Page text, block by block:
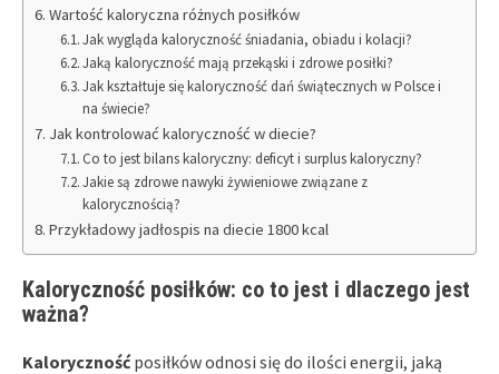
Wartość kaloryczna różnych posiłków
Jak wygląda kaloryczność śniadania, obiadu i kolacji?
Jaką kaloryczność mają przekąski i zdrowe posiłki?
Jak kształtuje się kaloryczność dań świątecznych w Polsce i
na świecie?
Jak kontrolować kaloryczność w diecie?
Co to jest bilans kaloryczny: deficyt i surplus kaloryczny?
Jakie są zdrowe nawyki żywieniowe związane z
kalorycznością?
Przykładowy jadłospis na diecie 1800 kcal
Kaloryczność posiłków: co to jest i dlaczego jest
ważna?
Kalorycznośćposiłków odnosi się do ilości energii, jaką